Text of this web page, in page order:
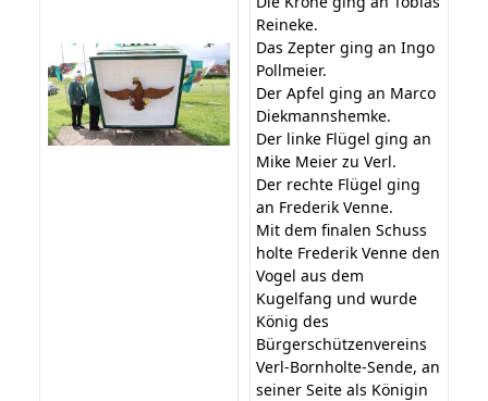
Reineke.
Das Zepter ging an Ingo
Pollmeier.
Der Apfel ging an Marco
Diekmannshemke.
Der linke Flügel ging an
Mike Meier zu Verl.
Der rechte Flügel ging
an Frederik Venne.
Mit dem finalen Schuss
holte Frederik Venne den
Vogel aus dem
Kugelfang und wurde
König des
Bürgerschützenvereins
Verl-Bornholte-Sende, an
seiner Seite als Königin